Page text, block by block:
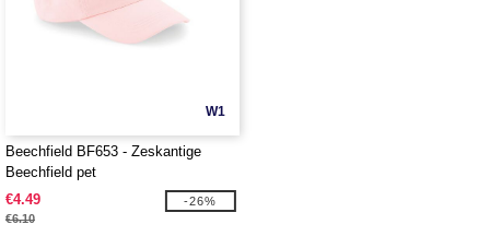
W1
Beechfield BF653 - Zeskantige
Beechfield pet
€4.49
€6.10
-26%